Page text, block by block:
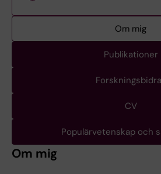
Om mig
Publikationer
CV
Populärvetenskap och
Om mig